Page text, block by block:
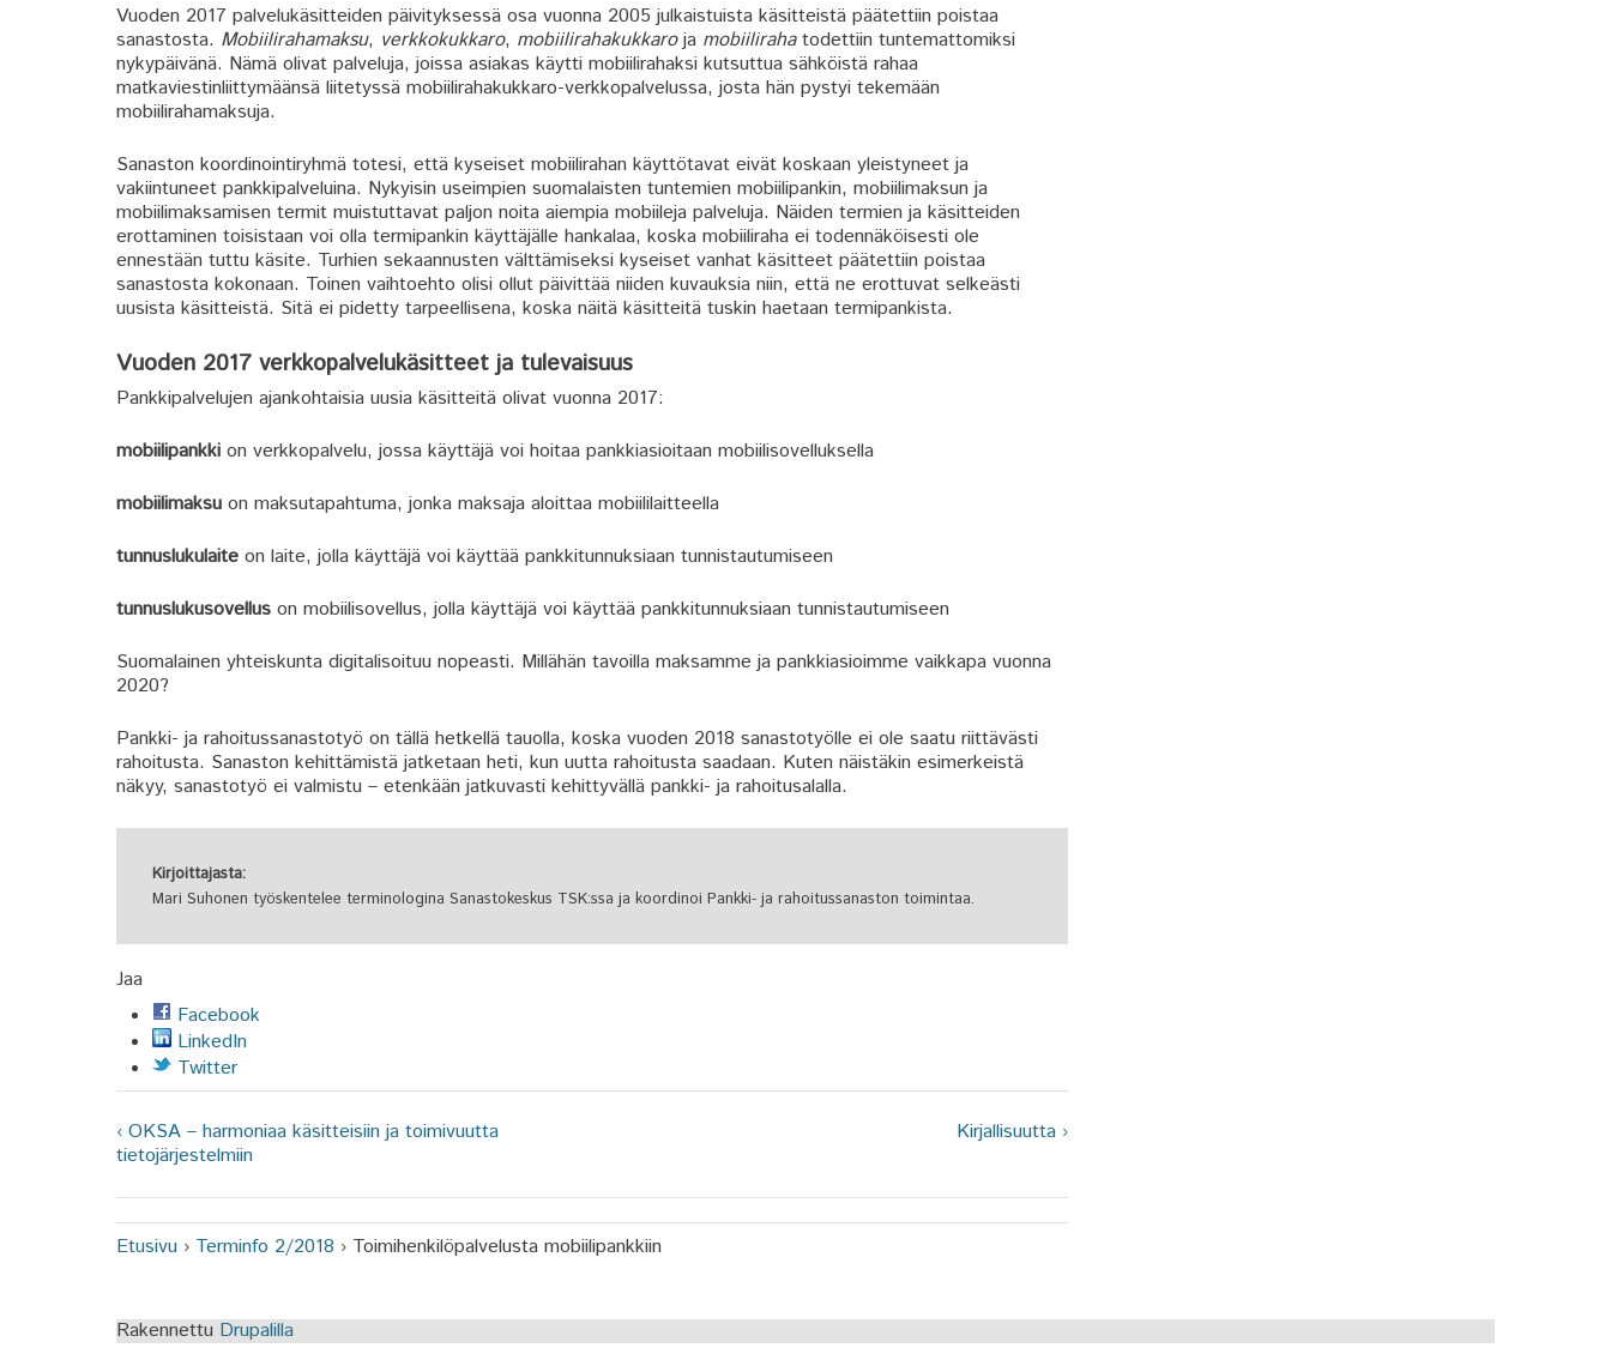
Vuoden 2017 palvelukäsitteiden päivityksessä osa vuonna 2005 julkaistuista käsitteistä päätettiin poistaa
sanastosta. Mobiilirahamaksu, verkkokukkaro, mobiilirahakukkaroja mobiilirahatodettiin tuntemattomiksi
nykypäivänä. Nämä olivat palveluja, joissa asiakas käytti mobiilirahaksi kutsuttua sähköistä rahaa
matkaviestinliittymäänsä liitetyssä mobiilirahakukkaro-verkkopalvelussa, josta hän pystyi tekemään
mobiilirahamaksuja.
Sanaston koordinointiryhmä totesi, että kyseiset mobiilirahan käyttötavat eivät koskaan yleistyneet ja
vakiintuneet pankkipalveluina. Nykyisin useimpien suomalaisten tuntemien mobiilipankin, mobiilimaksun ja
mobiilimaksamisen termit muistuttavat paljon noita aiempia mobiileja palveluja. Näiden termien ja käsitteiden
erottaminen toisistaan voi olla termipankin käyttäjälle hankalaa, koska mobiiliraha ei todennäköisesti ole
ennestään tuttu käsite. Turhien sekaannusten välttämiseksi kyseiset vanhat käsitteet päätettiin poistaa
sanastosta kokonaan. Toinen vaihtoehto olisi ollut päivittää niiden kuvauksia niin, että ne erottuvat selkeästi
uusista käsitteistä. Sitä ei pidetty tarpeellisena, koska näitä käsitteitä tuskin haetaan termipankista.
Vuoden 2017 verkkopalvelukäsitteet ja tulevaisuus
Pankkipalvelujen ajankohtaisia uusia käsitteitä olivat vuonna 2017:
mobiilipankki on verkkopalvelu, jossa käyttäjä voi hoitaa pankkiasioitaan mobiilisovelluksella
mobiilimaksu on maksutapahtuma, jonka maksaja aloittaa mobiililaitteella
tunnuslukulaite on laite, jolla käyttäjä voi käyttää pankkitunnuksiaan tunnistautumiseen
tunnuslukusovellus on mobiilisovellus, jolla käyttäjä voi käyttää pankkitunnuksiaan tunnistautumiseen
Suomalainen yhteiskunta digitalisoituu nopeasti. Millähän tavoilla maksamme ja pankkiasioimme vaikkapa vuonna
2020?
Pankki- ja rahoitussanastotyö on tällä hetkellä tauolla, koska vuoden 2018 sanastotyölle ei ole saatu riittävästi
rahoitusta. Sanaston kehittämistä jatketaan heti, kun uutta rahoitusta saadaan. Kuten näistäkin esimerkeistä
näkyy, sanastotyö ei valmistu – etenkään jatkuvasti kehittyvällä pankki- ja rahoitusalalla.
Kirjoittajasta:
Mari Suhonen työskentelee terminologina Sanastokeskus TSK:ssa ja koordinoi Pankki- ja rahoitussanaston toimintaa.
Jaa
Facebook
LinkedIn
Twitter
‹ OKSA – harmoniaa käsitteisiin ja toimivuutta
tietojärjestelmiin
Kirjallisuutta ›
Etusivu › Terminfo 2/2018 › Toimihenkilöpalvelusta mobiilipankkiin
Rakennettu Drupalilla